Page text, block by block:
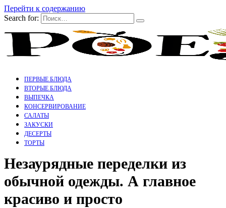
Перейти к содержанию
Search for:
ПЕРВЫЕ БЛЮДА
ВТОРЫЕ БЛЮДА
ВЫПЕЧКА
КОНСЕРВИРОВАНИЕ
САЛАТЫ
ЗАКУСКИ
ДЕСЕРТЫ
ТОРТЫ
Незаурядные переделки из
обычной одежды. А главное
красиво и просто